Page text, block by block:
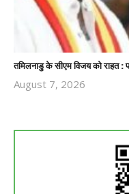
तमिलनाडु के सीएम विजय को राहत :
August 7, 2026